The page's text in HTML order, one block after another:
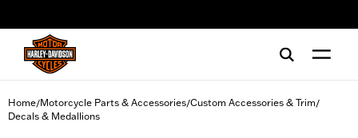
Home/Motorcycle Parts & Accessories/Custom Accessories & Trim/
Decals & Medallions